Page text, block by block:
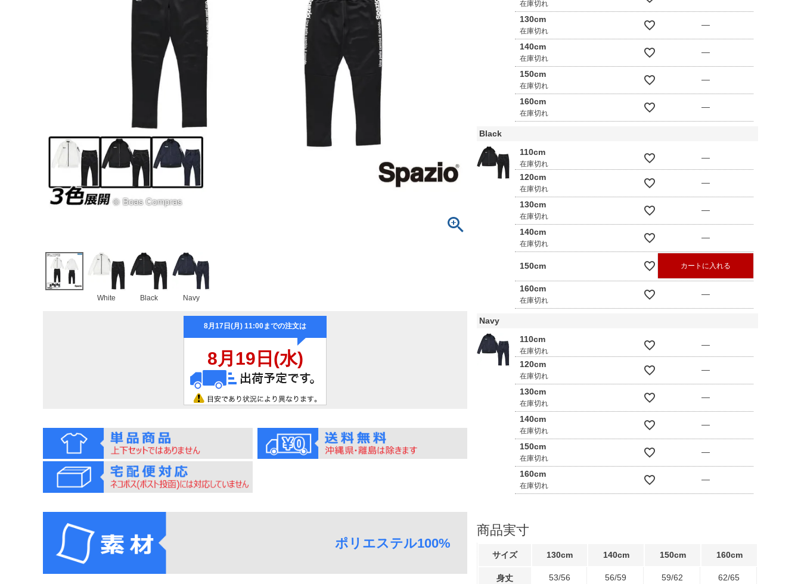
White Black Navy
ポリエステル100%
在庫切れ
130cm
在庫切れ
—
140cm
在庫切れ
—
150cm
在庫切れ
—
160cm
在庫切れ
—
Black
110cm
在庫切れ
—
120cm
在庫切れ
—
130cm
在庫切れ
—
140cm
在庫切れ
—
150cm カートに入れる
160cm
在庫切れ
—
Navy
110cm
在庫切れ
—
120cm
在庫切れ
—
130cm
在庫切れ
—
140cm
在庫切れ
—
150cm
在庫切れ
—
160cm
在庫切れ
—
商品実寸
サイズ 130cm 140cm 150cm 160cm
身丈 53/56 56/59 59/62 62/65